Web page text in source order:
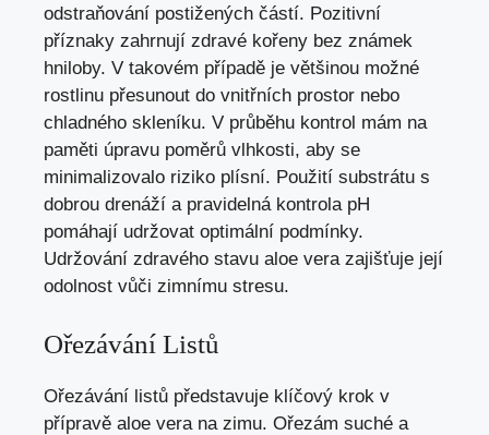
odstraňování postižených částí. Pozitivní
příznaky zahrnují zdravé kořeny bez známek
hniloby. V takovém případě je většinou možné
rostlinu přesunout do vnitřních prostor nebo
chladného skleníku. V průběhu kontrol mám na
paměti úpravu poměrů vlhkosti, aby se
minimalizovalo riziko plísní. Použití substrátu s
dobrou drenáží a pravidelná kontrola pH
pomáhají udržovat optimální podmínky.
Udržování zdravého stavu aloe vera zajišťuje její
odolnost vůči zimnímu stresu.
Ořezávání Listů
Ořezávání listů představuje klíčový krok v
přípravě aloe vera na zimu. Ořezám suché a